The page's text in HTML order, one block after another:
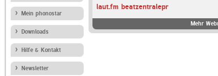
Mein phonostar
Downloads
Hilfe & Kontakt
Newsletter
laut.fm beatzentralepr
Mehr